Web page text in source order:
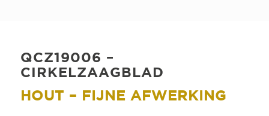
QCZ19006 –
CIRKELZAAGBLAD
HOUT – FIJNE AFWERKING